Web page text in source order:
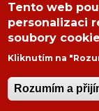
Tento web
personalizaci
soubory
Kliknutím na
Rozumím a